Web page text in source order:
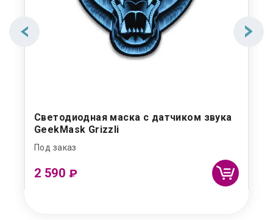
Светодиодная маска с датчиком звука
GeekMask Grizzli
Под заказ
2 590 ₽